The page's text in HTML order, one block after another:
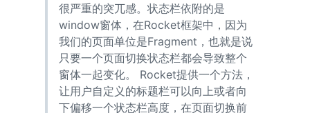
很严重的突兀感。状态栏依附的是
window窗体，在Rocket框架中，因为
我们的页面单位是Fragment，也就是说
只要一个页面切换状态栏都会导致整个
窗体一起变化。 Rocket提供一个方法，
让用户自定义的标题栏可以向上或者向
下偏移一个状态栏高度，在页面切换前